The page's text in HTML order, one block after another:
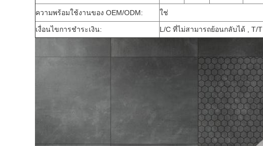
ความพร้อมใช้งานของ OEM/ODM: ใช่
เงื่อนไขการชำระเงิน: L/C ที่ไม่สามารถย้อนกลับได้ , T/T